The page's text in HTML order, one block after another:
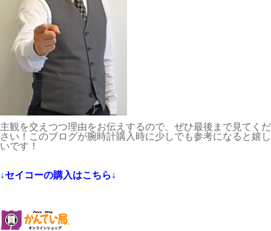
主観を交えつつ理由をお伝えするので、ぜひ最後まで見てくだ
さい！このブログが腕時計購入時に少しでも参考になると嬉し
いです！
↓セイコーの購入はこちら↓